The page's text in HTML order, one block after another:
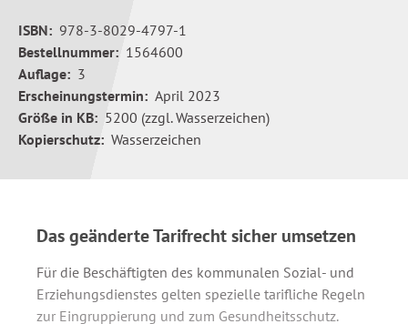
ISBN: 978-3-8029-4797-1
Bestellnummer: 1564600
Auflage: 3
Erscheinungstermin: April 2023
Größe in KB: 5200 (zzgl. Wasserzeichen)
Kopierschutz: Wasserzeichen
Das geänderte Tarifrecht sicher umsetzen
Für die Beschäftigten des kommunalen Sozial- und
Erziehungsdienstes gelten spezielle tarifliche Regeln
zur Eingruppierung und zum Gesundheitsschutz.